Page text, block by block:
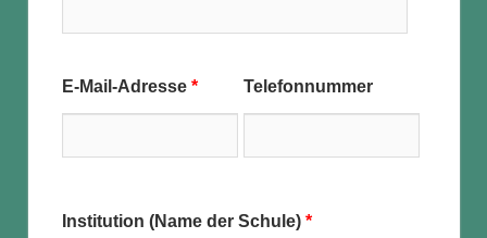
E-Mail-Adresse * Telefonnummer
Institution (Name der Schule) *